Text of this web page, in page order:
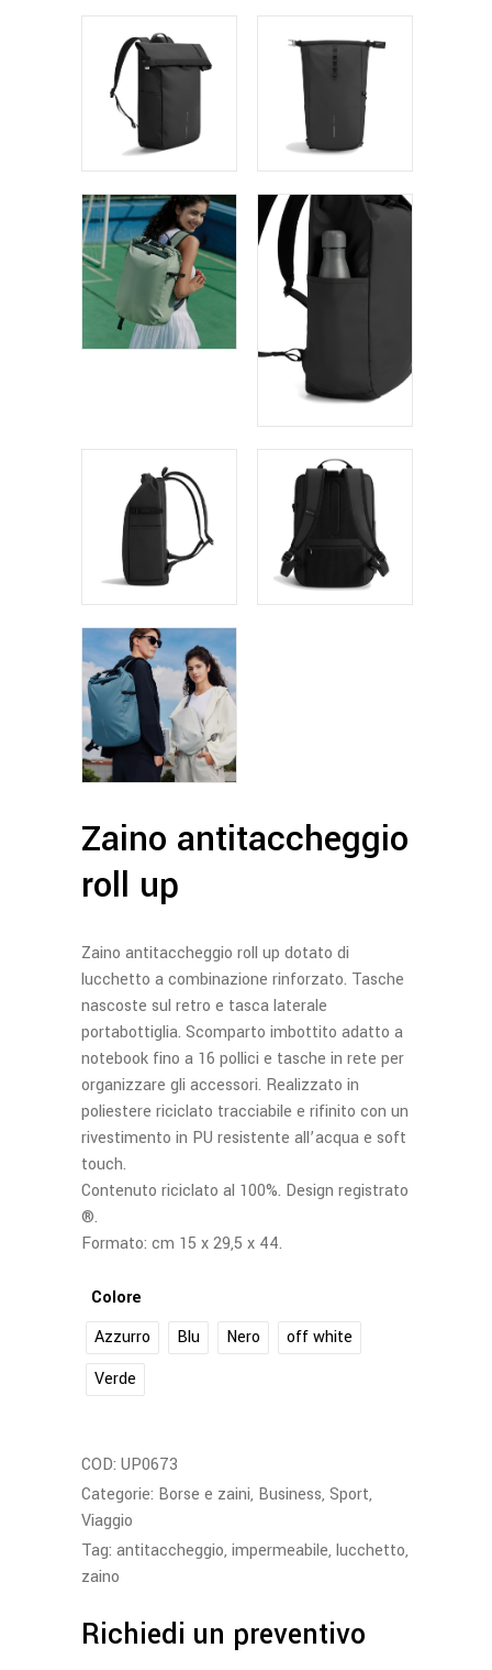
Zaino antitaccheggio
roll up
Zaino antitaccheggio roll up dotato di
lucchetto a combinazione rinforzato. Tasche
nascoste sul retro e tasca laterale
portabottiglia. Scomparto imbottito adatto a
notebook fino a 16 pollici e tasche in rete per
organizzare gli accessori. Realizzato in
poliestere riciclato tracciabile e rifinito con un
rivestimento in PU resistente all’acqua e soft
touch.
Contenuto riciclato al 100%. Design registrato
®.
Formato: cm 15 x 29,5 x 44.
Colore
Azzurro
Blu Nero
off white
Verde
COD: UP0673
Categorie: Borse e zaini, Business, Sport,
Viaggio
Tag: antitaccheggio, impermeabile, lucchetto,
zaino
Richiedi un preventivo